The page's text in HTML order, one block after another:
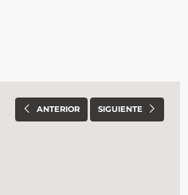
ANTERIOR SIGUIENTE